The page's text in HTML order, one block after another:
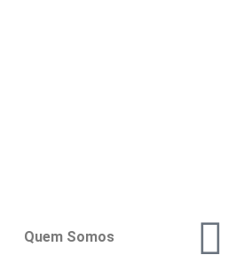
Quem Somos